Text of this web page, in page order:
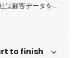
は顧客データを軸
あり、習得する
to finish